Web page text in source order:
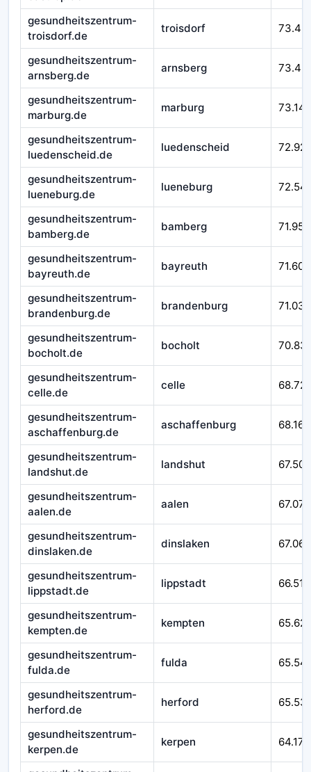
gesundheitszentrum-
troisdorf.de
troisdorf
gesundheitszentrum-
arnsberg.de
arnsberg
gesundheitszentrum-
marburg.de
marburg 73.147
gesundheitszentrum-
luedenscheid.de
luedenscheid
gesundheitszentrum-
lueneburg.de
lueneburg
gesundheitszentrum-
bamberg.de
bamberg 71.952
gesundheitszentrum-
bayreuth.de
bayreuth 71.601
gesundheitszentrum-
brandenburg.de
brandenburg 71.032
gesundheitszentrum-
bocholt.de
bocholt
gesundheitszentrum-
celle.de
celle 68.721
gesundheitszentrum-
aschaffenburg.de
aschaffenburg 68.167
gesundheitszentrum-
landshut.de
landshut 67.509
gesundheitszentrum-
aalen.de
aalen 67.079
gesundheitszentrum-
dinslaken.de
dinslaken 67.065
gesundheitszentrum-
lippstadt.de
lippstadt 66.518
gesundheitszentrum-
kempten.de
kempten
gesundheitszentrum-
fulda.de
fulda
gesundheitszentrum-
herford.de
herford
gesundheitszentrum-
kerpen.de
kerpen 64.171